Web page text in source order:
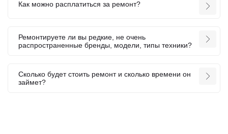
Как можно расплатиться за ремонт?
Ремонтируете ли вы редкие, не очень
распространенные бренды, модели, типы техники?
Сколько будет стоить ремонт и сколько времени он
займет?